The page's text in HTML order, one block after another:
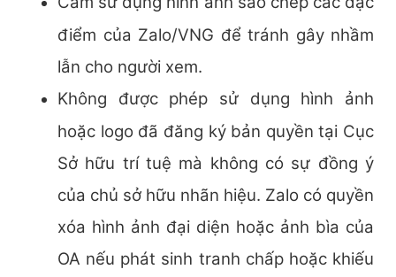
điểm của Zalo/VNG để tránh gây nhầm
lẫn cho người xem.
Không được phép sử dụng hình ảnh
hoặc logo đã đăng ký bản quyền tại Cục
Sở hữu trí tuệ mà không có sự đồng ý
của chủ sở hữu nhãn hiệu. Zalo có quyền
xóa hình ảnh đại diện hoặc ảnh bìa của
OA nếu phát sinh tranh chấp hoặc khiếu